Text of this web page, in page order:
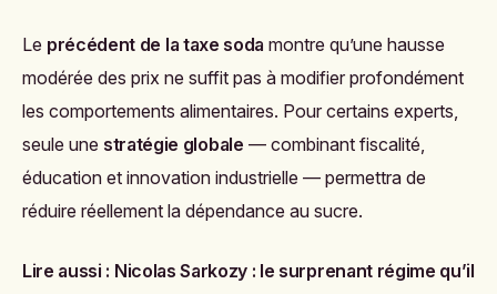
Le précédent de la taxe soda montre qu’une hausse
modérée des prix ne suffit pas à modifier profondément
les comportements alimentaires. Pour certains experts,
seule une stratégie globale — combinant fiscalité,
éducation et innovation industrielle — permettra de
réduire réellement la dépendance au sucre.
Lire aussi : Nicolas Sarkozy : le surprenant régime qu’il